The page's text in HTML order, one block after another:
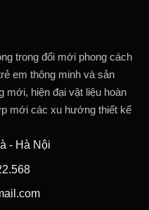
trong đổi mới phong cách
em thông minh và sản
mới, hiện đại vật liệu hoàn
mới các xu hướng thiết kế
- Hà Nội